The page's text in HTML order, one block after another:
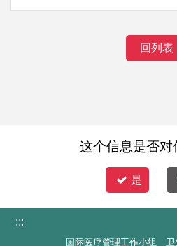
回列表
这个信息是否对
是
:::
国际医疗管理工作小组 卫